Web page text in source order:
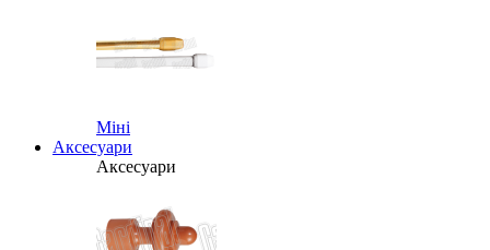
Міні
Аксесуари
Аксесуари